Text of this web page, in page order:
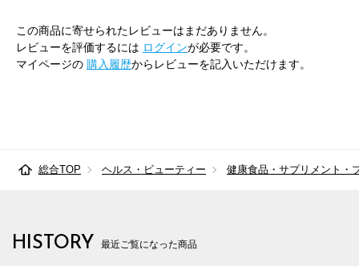
この商品に寄せられたレビューはまだありません。
レビューを評価するには ログインが必要です。
マイページの 購入履歴からレビューを記入いただけます。
総合TOP ヘルス・ビューティー 健康食品・サプリメント・
HISTORY 最近ご覧になった商品